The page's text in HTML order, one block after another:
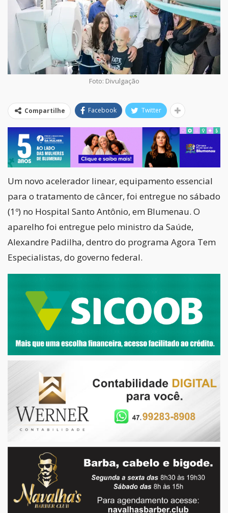
Foto: Divulgação
Compartilhe Facebook Twitter
Um novo acelerador linear, equipamento essencial
para o tratamento de câncer, foi entregue no sábado
(1º) no Hospital Santo Antônio, em Blumenau. O
aparelho foi entregue pelo ministro da Saúde,
Alexandre Padilha, dentro do programa Agora Tem
Especialistas, do governo federal.